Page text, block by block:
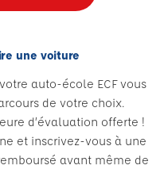
une voiture
auto-école ECF vous
de votre choix.
d’évaluation offerte !
et inscrivez-vous à une
avant même de